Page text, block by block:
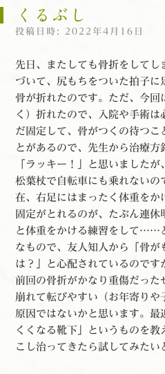
くるぶし
投稿日時: 2022年4月16日
先日、またしても骨折をしてし
づいて、尻もちをついた拍子に
骨が折れたのです。ただ、今回
く）折れたので、入院や手術
だ固定して、骨がつくの待つこ
とがあるので、先生から治療方
「ラッキー！」と思いました
松葉杖で自転車にも乗れないの
在、右足にはまったく体重をか
固定がとれるのが、たぶん連
と体重をかける練習をして……
なもので、友人知人から「骨が
は？」と心配されているのです
前回の骨折がかなり重傷だった
崩れて転びやすい（お年寄りや
原因ではないかと思います。最
くくなる靴下」というものを
こし治ってきたら試してみたい